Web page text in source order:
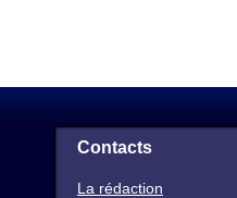
Contacts
La rédaction